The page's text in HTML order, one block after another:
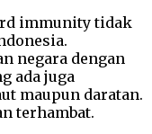
immunity tidak
negara dengan
ada juga
maupun daratan.
terhambat.